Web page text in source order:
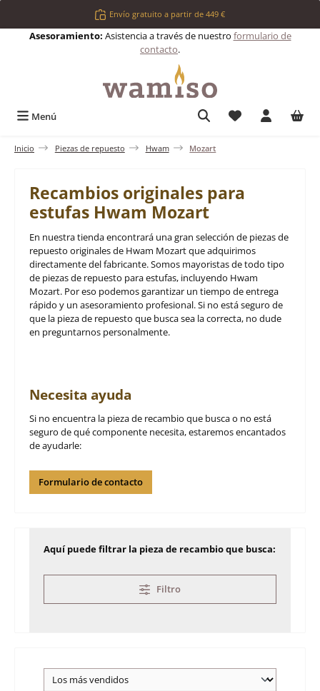
Saltar al contenido principalEnvío gratuito a partir de 449 €
Asesoramiento: Asistencia a través de nuestro formulario de
contacto.
Menú Tienes 0
Inicio Piezas de repuesto Hwam Mozart
Recambios originales para
estufas Hwam Mozart
En nuestra tienda encontrará una gran selección de piezas de
repuesto originales de Hwam Mozart que adquirimos
directamente del fabricante. Somos mayoristas de todo tipo
de piezas de repuesto para estufas, incluyendo Hwam
Mozart. Por eso podemos garantizar un tiempo de entrega
rápido y un asesoramiento profesional. Si no está seguro de
que la pieza de repuesto que busca sea la correcta, no dude
en preguntarnos personalmente.
Necesita ayuda
Si no encuentra la pieza de recambio que busca o no está
seguro de qué componente necesita, estaremos encantados
de ayudarle:
Formulario de contacto
Aquí puede filtrar la pieza de recambio que busca:
Filtro